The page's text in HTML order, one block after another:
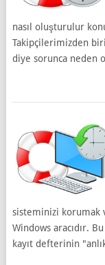
nasıl oluşturulur
Takipçilerimizden
diye sorunca neden
sisteminizi korumak
Windows aracıdır.
kayıt defterinin